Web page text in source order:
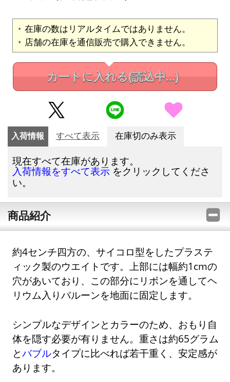
在庫の数はリアルタイムではありません。
店舗の在庫を通信販売で購入できません。
カートに入れる(読込中...)
入荷情報 すべて表示 在庫切のみ表示
現在すべて在庫があります。
入荷情報をすべて表示 をクリックしてくださ
い。
商品紹介
約4センチ四方の、サイコロ型をしたプラステ
ィック製のウエイトです。上部には幅約1cmの
穴があいており、この部分にリボンを通してヘ
リウム入りバルーンを地面に固定します。
シンプルなデザインとカラーのため、おもり自
体を隠す必要が有りません。重さは約65グラム
とバブルタイプに比べれば若干重く、安定感が
あります。